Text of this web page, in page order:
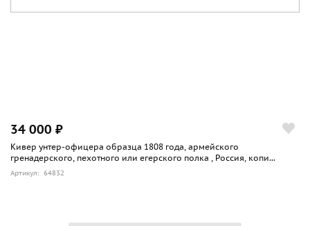
34 000 ₽
Кивер унтер-офицера образца 1808 года, армейского
гренадерского, пехотного или егерского полка , Россия, копи...
Артикул: 64832